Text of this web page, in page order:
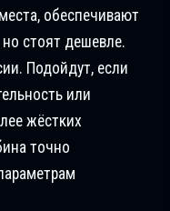
обеспечивают
стоят дешевле.
Подойдут, если
или
жёстких
точно